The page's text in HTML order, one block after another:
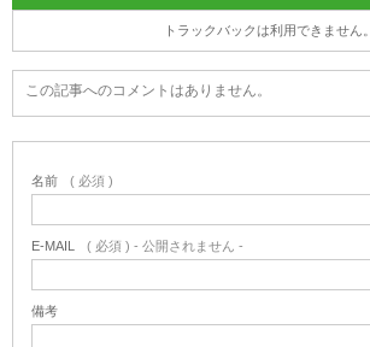
トラックバックは利用できません。
この記事へのコメントはありません。
名前 ( 必須 )
E-MAIL ( 必須 ) - 公開されません -
備考